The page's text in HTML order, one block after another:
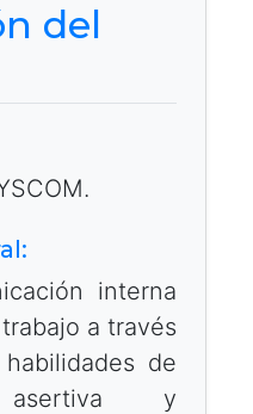
del
interna
a través
de
asertiva y